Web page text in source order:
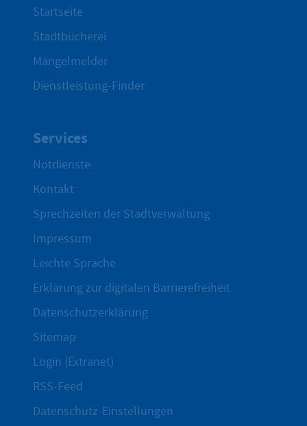
Startseite
Stadtbücherei
Mängelmelder
Dienstleistung-Finder
Services
Notdienste
Kontakt
Sprechzeiten der Stadtverwaltung
Impressum
Leichte Sprache
Erklärung zur digitalen Barrierefreiheit
Datenschutzerklärung
Sitemap
Login (Extranet)
RSS-Feed
Datenschutz-Einstellungen